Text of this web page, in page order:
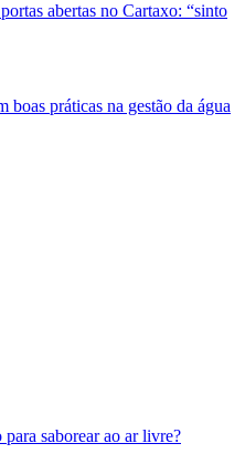
abertas no Cartaxo: “sinto
práticas na gestão da água
saborear ao ar livre?